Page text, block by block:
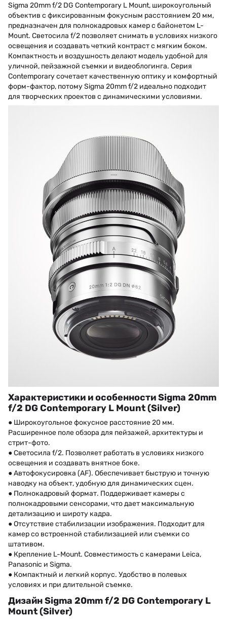
Sigma 20mm f/2 DG Contemporary L Mount, широкоугольный
объектив с фиксированным фокусным расстоянием 20 мм,
предназначен для полнокадровых камер с байонетом L-
Mount. Светосила f/2 позволяет снимать в условиях низкого
освещения и создавать четкий контраст с мягким боком.
Компактность и воздушность делают модель удобной для
уличной, пейзажной съемки и видеоблогинга. Серия
Contemporary сочетает качественную оптику и комфортный
форм-фактор, потому Sigma 20mm f/2 идеально подходит
для творческих проектов с динамическими условиями.
Характеристики и особенности Sigma 20mm
f/2 DG Contemporary L Mount (Silver)
● Широкоугольное фокусное расстояние 20 мм.
Расширенное поле обзора для пейзажей, архитектуры и
стрит-фото.
● Светосила f/2. Позволяет работать в условиях низкого
освещения и создавать внятное боке.
● Автофокусировка (AF). Обеспечивает быструю и точную
наводку на объект, удобную для динамических сцен.
● Полнокадровый формат. Поддерживает камеры с
полнокадровыми сенсорами, что дает максимальную
детализацию и широту кадра.
● Отсутствие стабилизации изображения. Подходит для
камер со встроенной стабилизацией или съемки со
штативом.
● Крепление L-Mount. Совместимость с камерами Leica,
Panasonic и Sigma.
● Компактный и легкий корпус. Удобство в полевых
условиях и при длительной съемке.
Дизайн Sigma 20mm f/2 DG Contemporary L
Mount (Silver)